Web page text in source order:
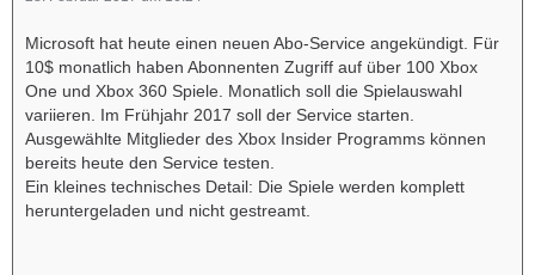
Microsoft hat heute einen neuen Abo-Service angekündigt. Für
10$ monatlich haben Abonnenten Zugriff auf über 100 Xbox
One und Xbox 360 Spiele. Monatlich soll die Spielauswahl
variieren. Im Frühjahr 2017 soll der Service starten.
Ausgewählte Mitglieder des Xbox Insider Programms können
bereits heute den Service testen.
Ein kleines technisches Detail: Die Spiele werden komplett
heruntergeladen und nicht gestreamt.